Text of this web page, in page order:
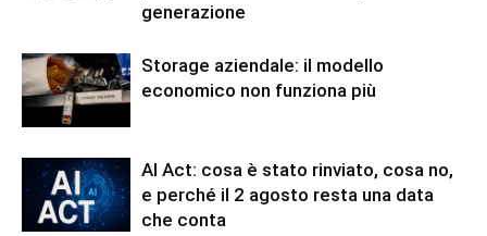
generazione
Storage aziendale: il modello
economico non funziona più
AI Act: cosa è stato rinviato, cosa no,
e perché il 2 agosto resta una data
che conta